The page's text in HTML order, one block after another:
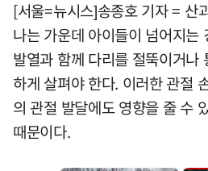
[서울=뉴시스]송종호 기자 = 산
나는 가운데 아이들이 넘어지는
발열과 함께 다리를 절뚝이거나
하게 살펴야 한다. 이러한 관절
의 관절 발달에도 영향을 줄 수
때문이다.